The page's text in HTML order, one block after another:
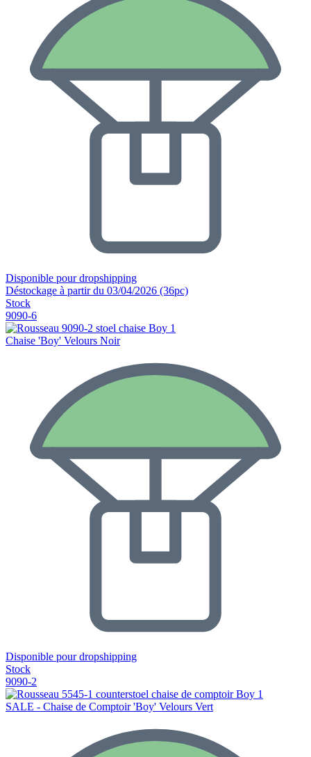
Disponible pour dropshipping
Déstockage à partir du 03/04/2026 (36pc)
Stock
9090-6
Chaise 'Boy' Velours Noir
Disponible pour dropshipping
Stock
9090-2
SALE - Chaise de Comptoir 'Boy' Velours Vert